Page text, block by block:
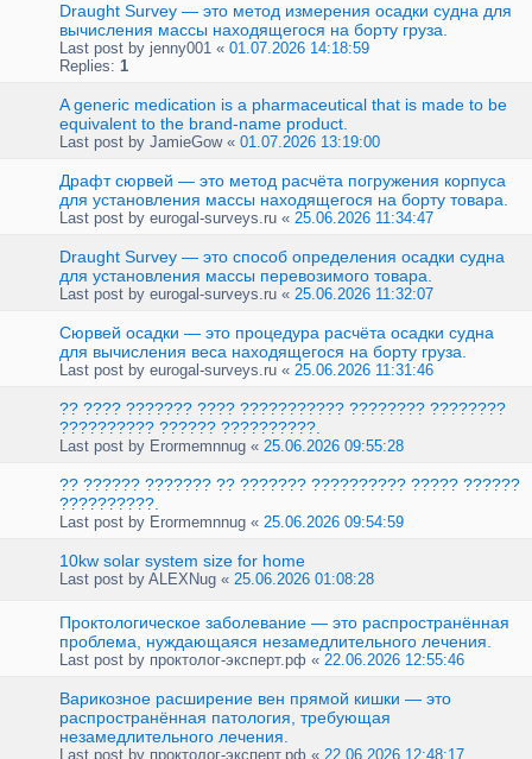
Draught Survey — это метод измерения осадки судна для
вычисления массы находящегося на борту груза.
Last post by jenny001 « 01.07.2026 14:18:59
Replies: 1
A generic medication is a pharmaceutical that is made to be
equivalent to the brand-name product.
Last post by JamieGow« 01.07.2026 13:19:00
Драфт сюрвей — это метод расчёта погружения корпуса
для установления массы находящегося на борту товара.
Last post by eurogal-surveys.ru « 25.06.2026 11:34:47
Draught Survey — это способ определения осадки судна
для установления массы перевозимого товара.
Last post by eurogal-surveys.ru « 25.06.2026 11:32:07
Сюрвей осадки — это процедура расчёта осадки судна
для вычисления веса находящегося на борту груза.
Last post by eurogal-surveys.ru « 25.06.2026 11:31:46
?? ???? ??????? ???? ??????????? ???????? ????????
?????????? ?????? ??????????.
Last post by Erormemnnug « 25.06.2026 09:55:28
?? ?????? ??????? ?? ??????? ?????????? ????? ??????
??????????.
Last post by Erormemnnug « 25.06.2026 09:54:59
10kw solar system size for home
Last post by ALEXNug « 25.06.2026 01:08:28
Проктологическое заболевание — это распространённая
проблема, нуждающаяся незамедлительного лечения.
Last post by проктолог-эксперт.рф « 22.06.2026 12:55:46
Варикозное расширение вен прямой кишки — это
распространённая патология, требующая
незамедлительного лечения.
Last post by проктолог-эксперт.рф « 22.06.2026 12:48:17